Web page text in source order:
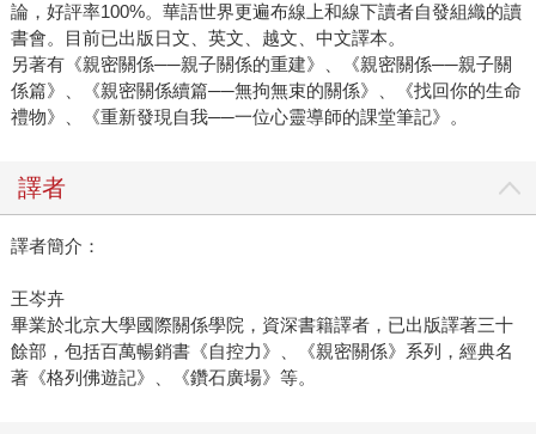
論，好評率100%。華語世界更遍布線上和線下讀者自發組織的讀
書會。目前已出版日文、英文、越文、中文譯本。
另著有《親密關係──親子關係的重建》、《親密關係──親子關
係篇》、《親密關係續篇──無拘無束的關係》、《找回你的生命
禮物》、《重新發現自我──一位心靈導師的課堂筆記》。
譯者
譯者簡介：
王岑卉
畢業於北京大學國際關係學院，資深書籍譯者，已出版譯著三十
餘部，包括百萬暢銷書《自控力》、《親密關係》系列，經典名
著《格列佛遊記》、《鑽石廣場》等。